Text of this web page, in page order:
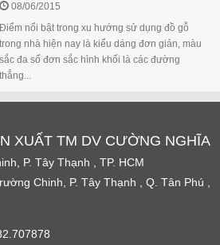
08/06/2015
Điểm nổi bật trong xu hướng sử dụng đồ gỗ
trong nhà hiện nay là kiểu dáng đơn giản, màu
sắc đa số đơn sắc hình khối là các đường
thẳng...
XUẤT TM DV CƯỜNG NGHĨA
P. Tây Thạnh , TP. HCM
Chinh, P. Tây Thạnh , Q. Tân Phú ,